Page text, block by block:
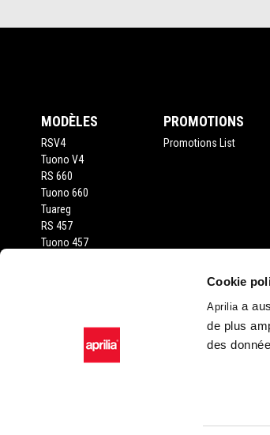
Cookie
Apriliaa
de plus
des
MODÈLES
RSV4
Tuono V4
RS 660
Tuono 660
Tuareg
RS 457
Tuono 457
SR GT 400
SR GT 125
PROMOTIONS
Promotions List